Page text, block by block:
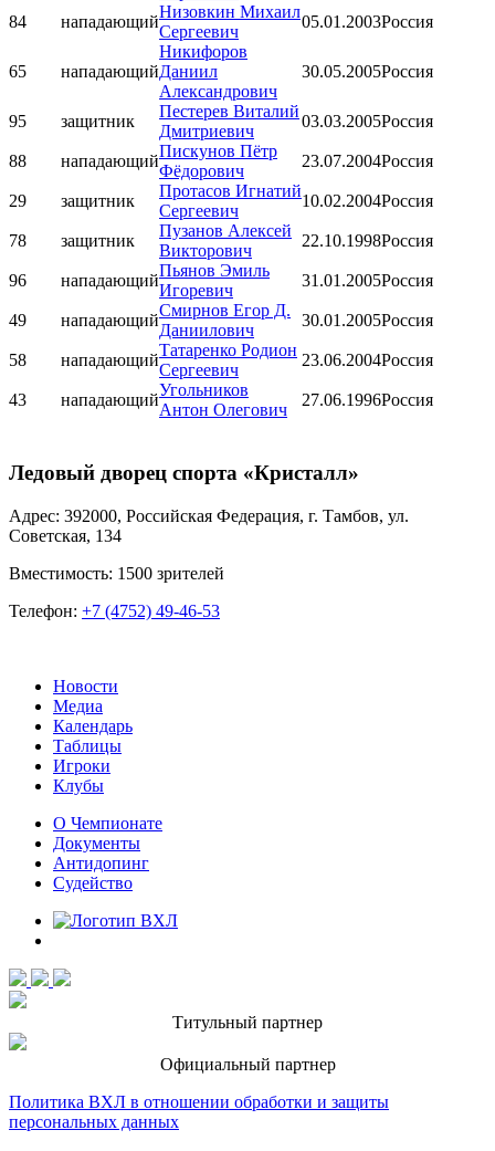
84 нападающий
Низовкин Михаил
Сергеевич
05.01.2003Россия
65 нападающий
Никифоров
Даниил
Александрович
30.05.2005Россия
95 защитник
Пестерев Виталий
Дмитриевич
03.03.2005Россия
88 нападающий
Пискунов Пётр
Фёдорович
23.07.2004Россия
29 защитник
Протасов Игнатий
Сергеевич
10.02.2004Россия
78 защитник
Пузанов Алексей
Викторович
22.10.1998Россия
96 нападающий
Пьянов Эмиль
Игоревич
31.01.2005Россия
49 нападающий
Смирнов Егор Д.
Даниилович
30.01.2005Россия
58 нападающий
Татаренко Родион
Сергеевич
23.06.2004Россия
43 нападающий
Угольников
Антон Олегович
27.06.1996Россия
Ледовый дворец спорта «Кристалл»
Адрес: 392000, Российская Федерация, г. Тамбов, ул.
Советская, 134
Вместимость: 1500 зрителей
Телефон: +7 (4752) 49-46-53
Новости
Медиа
Календарь
Таблицы
Игроки
Клубы
О Чемпионате
Документы
Антидопинг
Судейство
Титульный партнер
Официальный партнер
Политика ВХЛ в отношении обработки и защиты
персональных данных